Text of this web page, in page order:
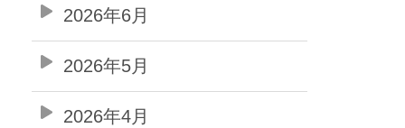
2026年6月
2026年5月
2026年4月